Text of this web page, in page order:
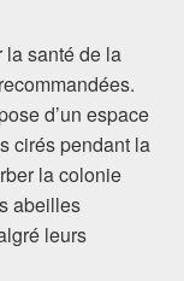
la santé de la
d’un espace
cirés pendant la
la colonie
abeilles
leurs